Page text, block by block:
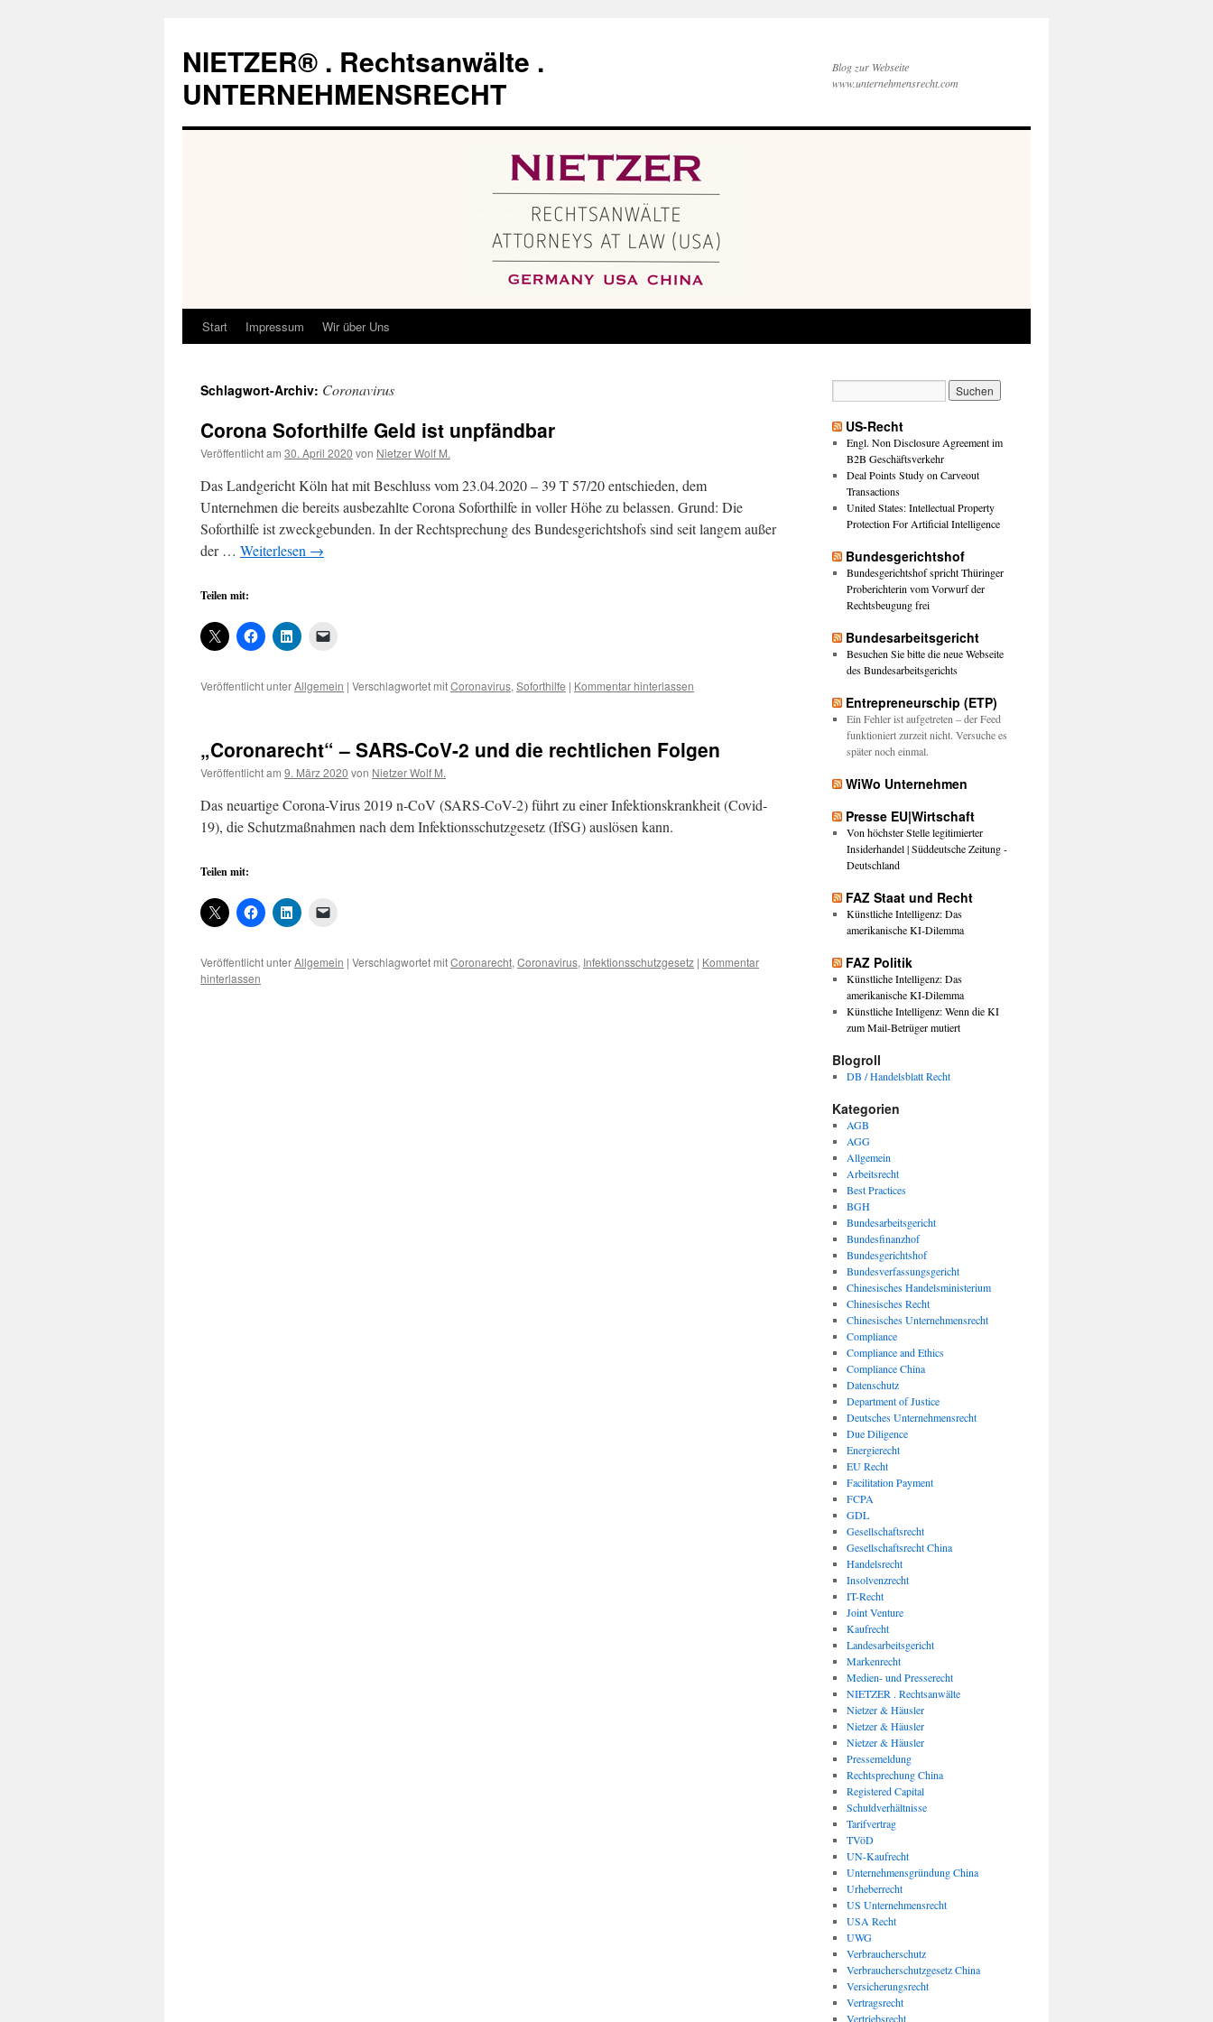
springen
NIETZER® . Rechtsanwälte .
UNTERNEHMENSRECHT
Blog zur Webseite
www.unternehmensrecht.com
Start Impressum Wir über Uns
Schlagwort-Archiv: Coronavirus
Corona Soforthilfe Geld ist unpfändbar
Veröffentlicht am 30. April 2020 von Nietzer Wolf M.
Das Landgericht Köln hat mit Beschluss vom 23.04.2020 – 39 T 57/20 entschieden, dem
Unternehmen die bereits ausbezahlte Corona Soforthilfe in voller Höhe zu belassen. Grund: Die
Soforthilfe ist zweckgebunden. In der Rechtsprechung des Bundesgerichtshofs sind seit langem außer
der … Weiterlesen →
Teilen mit:
Veröffentlicht unterAllgemein | Verschlagwortet mitCoronavirus, Soforthilfe | Kommentar hinterlassen
„Coronarecht“ – SARS-CoV-2 und die rechtlichen Folgen
Veröffentlicht am 9. März 2020 von Nietzer Wolf M.
Das neuartige Corona-Virus 2019 n-CoV (SARS-CoV-2) führt zu einer Infektionskrankheit (Covid-
19), die Schutzmaßnahmen nach dem Infektionsschutzgesetz (IfSG) auslösen kann.
Teilen mit:
Veröffentlicht unterAllgemein | Verschlagwortet mitCoronarecht, Coronavirus, Infektionsschutzgesetz | Kommentar
hinterlassen
US-Recht
Engl. Non Disclosure Agreement im
B2B Geschäftsverkehr
Deal Points Study on Carveout
Transactions
United States: Intellectual Property
Protection For Artificial Intelligence
Bundesgerichtshof
Bundesgerichtshof spricht Thüringer
Proberichterin vom Vorwurf der
Rechtsbeugung frei
Bundesarbeitsgericht
Besuchen Sie bitte die neue Webseite
des Bundesarbeitsgerichts
Entrepreneurschip (ETP)
Ein Fehler ist aufgetreten – der Feed
funktioniert zurzeit nicht. Versuche es
später noch einmal.
WiWo Unternehmen
Presse EU|Wirtschaft
Von höchster Stelle legitimierter
Insiderhandel | Süddeutsche Zeitung -
Deutschland
FAZ Staat und Recht
Künstliche Intelligenz: Das
amerikanische KI-Dilemma
FAZ Politik
Künstliche Intelligenz: Das
amerikanische KI-Dilemma
Künstliche Intelligenz: Wenn die KI
zum Mail-Betrüger mutiert
Blogroll
DB / Handelsblatt Recht
Kategorien
AGB
AGG
Allgemein
Arbeitsrecht
Best Practices
BGH
Bundesarbeitsgericht
Bundesfinanzhof
Bundesgerichtshof
Bundesverfassungsgericht
Chinesisches Handelsministerium
Chinesisches Recht
Chinesisches Unternehmensrecht
Compliance
Compliance and Ethics
Compliance China
Datenschutz
Department of Justice
Deutsches Unternehmensrecht
Due Diligence
Energierecht
EU Recht
Facilitation Payment
FCPA
GDL
Gesellschaftsrecht
Gesellschaftsrecht China
Handelsrecht
Insolvenzrecht
IT-Recht
Joint Venture
Kaufrecht
Landesarbeitsgericht
Markenrecht
Medien- und Presserecht
NIETZER . Rechtsanwälte
Nietzer & Häusler
Nietzer & Häusler
Nietzer & Häusler
Pressemeldung
Rechtsprechung China
Registered Capital
Schuldverhältnisse
Tarifvertrag
TVöD
UN-Kaufrecht
Unternehmensgründung China
Urheberrecht
US Unternehmensrecht
USA Recht
UWG
Verbraucherschutz
Verbraucherschutzgesetz China
Versicherungsrecht
Vertragsrecht
Vertriebsrecht